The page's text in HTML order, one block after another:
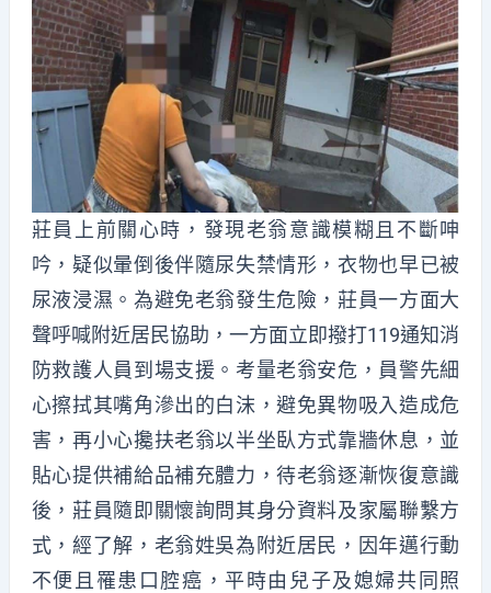
莊員上前關心時，發現老翁意識模糊且不斷呻
吟，疑似暈倒後伴隨尿失禁情形，衣物也早已被
尿液浸濕。為避免老翁發生危險，莊員一方面大
聲呼喊附近居民協助，一方面立即撥打119通知消
防救護人員到場支援。考量老翁安危，員警先細
心擦拭其嘴角滲出的白沫，避免異物吸入造成危
害，再小心攙扶老翁以半坐臥方式靠牆休息，並
貼心提供補給品補充體力，待老翁逐漸恢復意識
後，莊員隨即關懷詢問其身分資料及家屬聯繫方
式，經了解，老翁姓吳為附近居民，因年邁行動
不便且罹患口腔癌，平時由兒子及媳婦共同照